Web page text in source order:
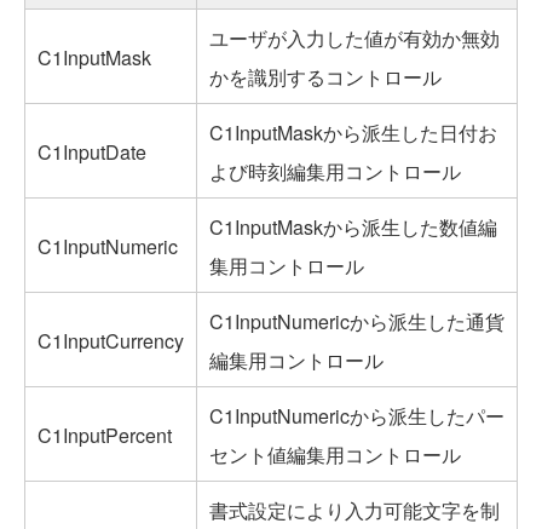
C1InputMask
ユーザが入力した値が有効か無効
かを識別するコントロール
C1InputDate
C1InputMaskから派生した日付お
よび時刻編集用コントロール
C1InputNumeric
C1InputMaskから派生した数値編
集用コントロール
C1InputCurrency
C1InputNumericから派生した通貨
編集用コントロール
C1InputPercent
C1InputNumericから派生したパー
セント値編集用コントロール
書式設定により入力可能文字を制